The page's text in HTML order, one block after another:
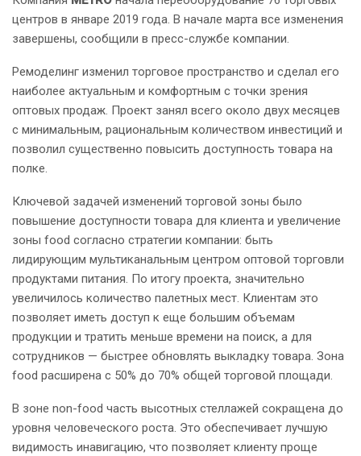
центров в январе 2019 года. В начале марта все изменения
завершены, сообщили в пресс-службе компании.
Ремоделинг изменил торговое пространство и сделал его
наиболее актуальным и комфортным с точки зрения
оптовых продаж. Проект занял всего около двух месяцев
с минимальным, рациональным количеством инвестиций и
позволил существенно повысить доступность товара на
полке.
Ключевой задачей изменений торговой зоны было
повышение доступности товара для клиента и увеличение
зоны food согласно стратегии компании: быть
лидирующим мультиканальным центром оптовой торговли
продуктами питания. По итогу проекта, значительно
увеличилось количество палетных мест. Клиентам это
позволяет иметь доступ к еще большим объемам
продукции и тратить меньше времени на поиск, а для
сотрудников — быстрее обновлять выкладку товара. Зона
food расширена с 50% до 70% общей торговой площади.
В зоне non-food часть высотных стеллажей сокращена до
уровня человеческого роста. Это обеспечивает лучшую
видимость инавигацию, что позволяет клиенту проще